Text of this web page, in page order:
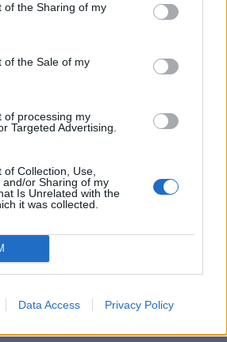
of the Sharing of my
of the Sale of my
of processing my
Targeted Advertising.
Collection, Use,
and/or Sharing of my
Is Unrelated with the
it was collected.
Data Access Privacy Policy
növelten köteles visszafizetni.
2019. július 1-től(millió
az újdonságok)
1
gyermek
2
gyermek
3
TÁMOGATÁS